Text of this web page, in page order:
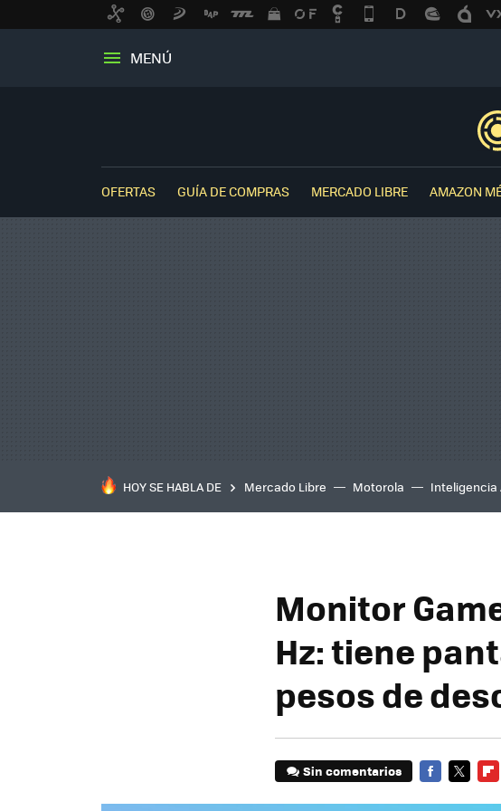
MENÚ
OFERTAS GUÍA DE COMPRAS MERCADO LIBRE AMAZON
HOY SE HABLA DE Mercado Libre Motorola Inteligencia
Monitor
Hz: tiene
pesos de
Sin comentarios